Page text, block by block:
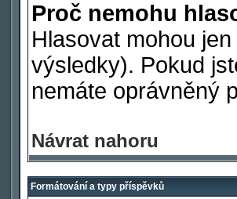
Proč nemohu
Hlasovat mohou
výsledky). Pokud
nemáte oprávněný
Návrat nahoru
Formátování a typy příspěvků